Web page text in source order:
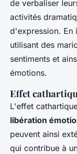
de verbaliser
activités
d'expression. En
utilisant des
sentiments et
émotions.
Effet
L'effet
libération
peuvent ainsi
qui contribue à